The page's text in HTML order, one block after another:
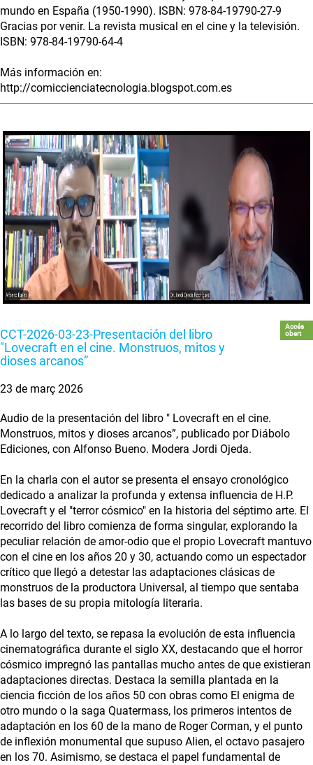
mundo en España (1950-1990). ISBN: 978-84-19790-27-9
Gracias por venir. La revista musical en el cine y la televisión.
ISBN: 978-84-19790-64-4
Más información en:
http://comiccienciatecnologia.blogspot.com.es
CCT-2026-03-23-Presentación del libro
"Lovecraft en el cine. Monstruos, mitos y
dioses arcanos”
Accés
obert
23 de març 2026
Audio de la presentación del libro " Lovecraft en el cine.
Monstruos, mitos y dioses arcanos”, publicado por Diábolo
Ediciones, con Alfonso Bueno. Modera Jordi Ojeda.
En la charla con el autor se presenta el ensayo cronológico
dedicado a analizar la profunda y extensa influencia de H.P.
Lovecraft y el "terror cósmico" en la historia del séptimo arte. El
recorrido del libro comienza de forma singular, explorando la
peculiar relación de amor-odio que el propio Lovecraft mantuvo
con el cine en los años 20 y 30, actuando como un espectador
crítico que llegó a detestar las adaptaciones clásicas de
monstruos de la productora Universal, al tiempo que sentaba
las bases de su propia mitología literaria.
A lo largo del texto, se repasa la evolución de esta influencia
cinematográfica durante el siglo XX, destacando que el horror
cósmico impregnó las pantallas mucho antes de que existieran
adaptaciones directas. Destaca la semilla plantada en la
ciencia ficción de los años 50 con obras como El enigma de
otro mundo o la saga Quatermass, los primeros intentos de
adaptación en los 60 de la mano de Roger Corman, y el punto
de inflexión monumental que supuso Alien, el octavo pasajero
en los 70. Asimismo, se destaca el papel fundamental de